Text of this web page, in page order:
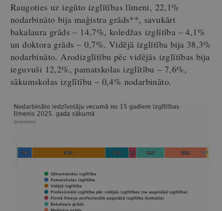
Raugoties uz iegūto izglītības līmeni, 22,1%
nodarbināto bija maģistra grāds**, savukārt
bakalaura grāds – 14,7%, koledžas izglītība – 4,1%
un doktora grāds – 0,7%. Vidējā izglītība bija 38,3%
nodarbināto. Arodizglītību pēc vidējās izglītības bija
ieguvuši 12,2%, pamatskolas izglītību – 7,6%,
sākumskolas izglītību – 0,4% nodarbināto.